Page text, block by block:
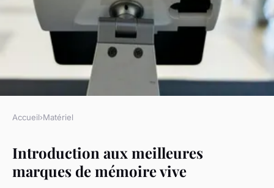
Les meilleurs marques de
mémoire vive sur le marché
Accueil›Matériel
Introduction aux meilleures
marques de mémoire vive